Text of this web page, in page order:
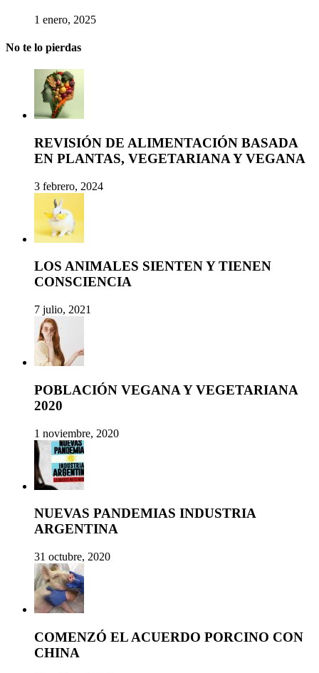
1 enero, 2025
No te lo pierdas
REVISIÓN DE ALIMENTACIÓN BASADA
EN PLANTAS, VEGETARIANA Y VEGANA
3 febrero, 2024
LOS ANIMALES SIENTEN Y TIENEN
CONSCIENCIA
7 julio, 2021
POBLACIÓN VEGANA Y VEGETARIANA
2020
1 noviembre, 2020
NUEVAS PANDEMIAS INDUSTRIA
ARGENTINA
31 octubre, 2020
COMENZÓ EL ACUERDO PORCINO CON
CHINA